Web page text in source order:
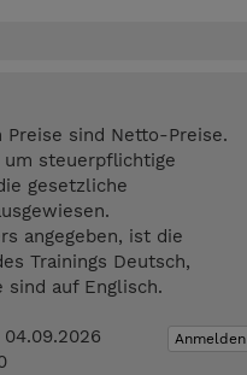
Preise sind Netto-Preise.
steuerpflichtige
gesetzliche
angegeben, ist die
Trainings Deutsch,
auf Englisch.
Anmelden